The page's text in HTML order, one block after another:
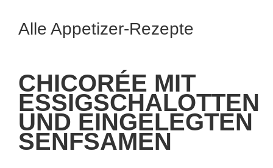
Alle Appetizer-Rezepte
CHICORÉE MIT
ESSIGSCHALOTTEN
UND EINGELEGTEN
SENFSAMEN